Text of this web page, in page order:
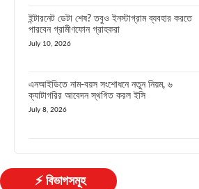
ইন্টারনেট ডেটা শেষ? তবুও ইনস্টাগ্রাম ব্যবহার করতে
পারবেন গ্রামীণফোন গ্রাহকরা
July 10, 2026
এনআইডিতে নাম-বয়স সংশোধনে নতুন নিয়ম, ৬
ক্যাটাগরির আবেদন স্থগিত করল ইসি
July 8, 2026
⚡ বিভাগসমূহ